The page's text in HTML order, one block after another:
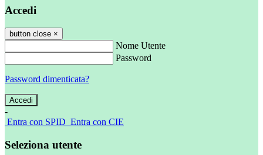
Accedi
button close ×
Nome Utente
Password
Password dimenticata?
-
Entra con SPID Entra con CIE
Seleziona utente